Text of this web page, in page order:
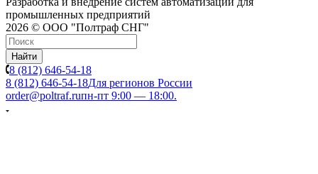
промышленных предприятий
2026 © ООО "Полтраф СНГ"
Найти
8 (812) 646-54-18
8 (812) 646-54-18Для регионов России
order@poltraf.ruпн-пт 9:00 — 18:00.